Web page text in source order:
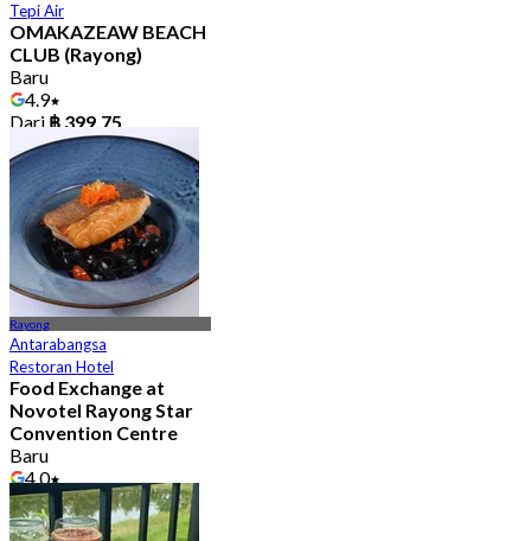
Tepi Air
OMAKAZEAW BEACH
CLUB (Rayong)
Baru
4.9
Dari ฿ 399.75
Rayong
Antarabangsa
Restoran Hotel
Food Exchange at
Novotel Rayong Star
Convention Centre
Baru
4.0
Dari฿ 437.5